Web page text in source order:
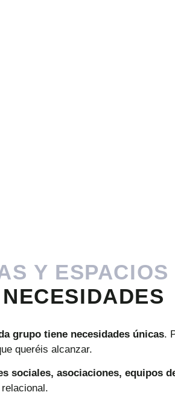
Y ESPACIOS
grupo tiene necesidades únicas.
queréis alcanzar.
sociales, asociaciones, equipos
relacional.